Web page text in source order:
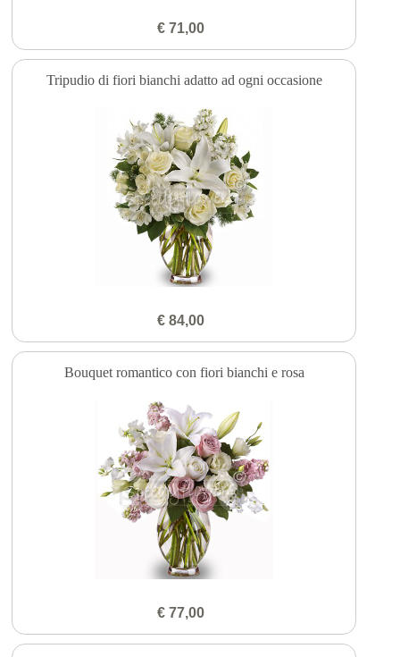
€ 71,00
Tripudio di fiori bianchi adatto ad ogni occasione
€ 84,00
Bouquet romantico con fiori bianchi e rosa
€ 77,00